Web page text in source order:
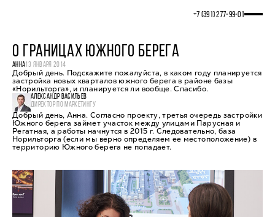
+7 (391) 277‒99‒01
О ГРАНИЦАХ ЮЖНОГО БЕРЕГА
АННА13 ЯНВАРЯ 2014
Добрый день. Подскажите пожалуйста, в каком году планируется
застройка новых кварталов южного берега в районе базы
«Норильторга», и планируется ли вообще. Спасибо.
АЛЕКСАНДР ВАСИЛЬЕВ
ДИРЕКТОР ПО МАРКЕТИНГУ
Добрый день, Анна. Согласно проекту, третья очередь застройки
Южного берега займет участок между улицами Парусная и
Регатная, а работы начнутся в 2015 г. Следовательно, база
Норильторга (если мы верно определяем ее местоположение) в
территорию Южного берега не попадает.